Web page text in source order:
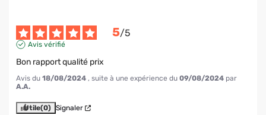
5/5
Avis vérifié
Bon rapport qualité prix
Avis du 18/08/2024 , suite à une expérience du 09/08/2024 par
A.A.
Utile(0) Signaler